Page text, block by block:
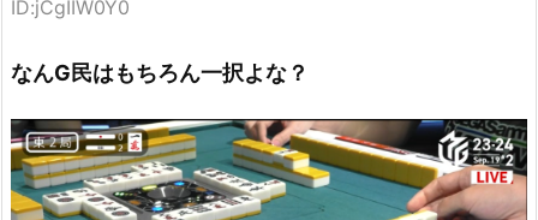
ID:jCgIIW0Y0
なんG民はもちろん一択よな？